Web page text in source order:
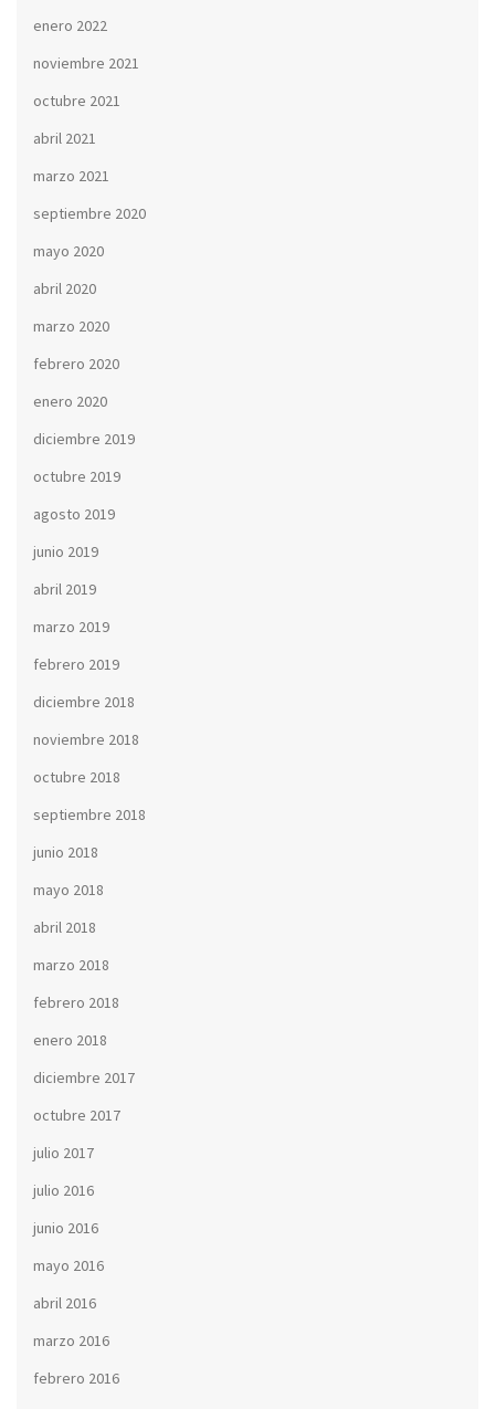
enero 2022
noviembre 2021
octubre 2021
abril 2021
marzo 2021
septiembre 2020
mayo 2020
abril 2020
marzo 2020
febrero 2020
enero 2020
diciembre 2019
octubre 2019
agosto 2019
junio 2019
abril 2019
marzo 2019
febrero 2019
diciembre 2018
noviembre 2018
octubre 2018
septiembre 2018
junio 2018
mayo 2018
abril 2018
marzo 2018
febrero 2018
enero 2018
diciembre 2017
octubre 2017
julio 2017
julio 2016
junio 2016
mayo 2016
abril 2016
marzo 2016
febrero 2016